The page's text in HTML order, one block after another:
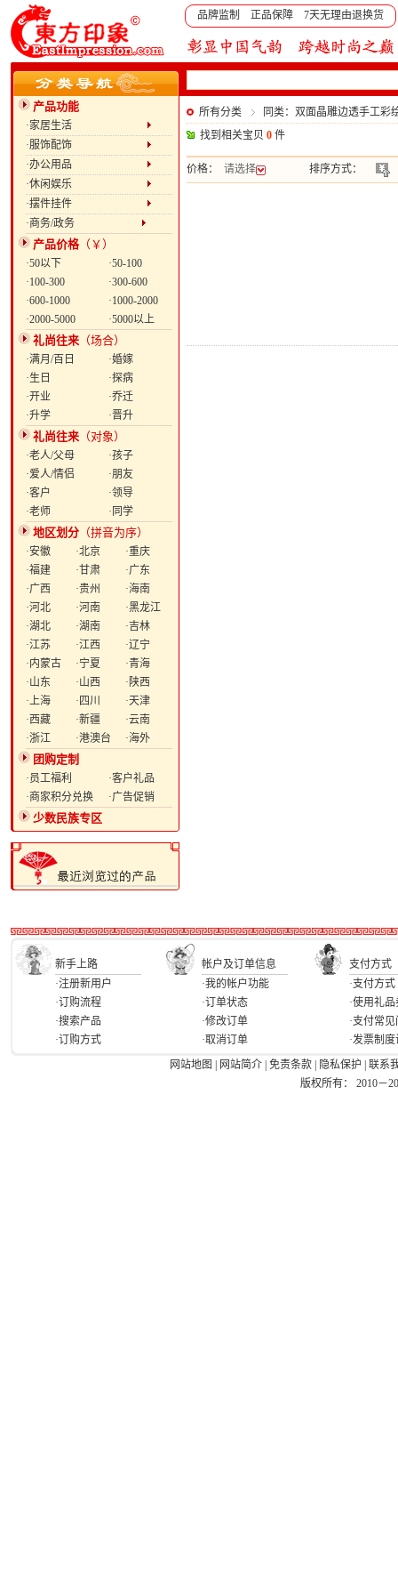
品牌监制 正品保障 7天无理由退换货
产品功能
·家居生活
·服饰配饰
·办公用品
·休闲娱乐
·摆件挂件
·商务/政务
产品价格（￥）
·50以下
·50-100
·100-300
·300-600
·600-1000
·1000-2000
·2000-5000
·5000以上
礼尚往来 （场合）
·满月/百日
·婚嫁
·生日
·探病
·开业
·乔迁
·升学
·晋升
礼尚往来 （对象）
·老人/父母
·孩子
·爱人/情侣
·朋友
·客户
·领导
·老师
·同学
地区划分 （拼音为序）
·安徽 ·北京
·重庆
·福建
·甘肃
·广东
·广西
·贵州
·海南
·河北
·河南
·黑龙江
·湖北
·湖南
·吉林
·江苏
·江西
·辽宁
·内蒙古
·宁夏
·青海
·山东
·山西
·陕西
·上海
·四川
·天津
·西藏
·新疆
·云南
·浙江
·港澳台 ·海外
团购定制
·员工福利
·客户礼品
·商家积分兑换
·广告促销
少数民族专区
所有分类
同类：双面晶雕边透手工彩
找到相关宝贝 0 件
价格： 请选择 排序方式：
新手上路 帐户及订单信息
支付方式
·注册新用户
·订购流程
·搜索产品
·订购方式
·我的帐户功能
·订单状态
·修改订单
·取消订单
·支付方式
·使用礼品
·支付常
·发票制
网站地图
网站简介 免责条款 隐私保护
联系
版权所有： 2010－